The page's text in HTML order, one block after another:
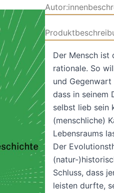
Der Mensch ist
rationale. So
und Gegenwart
dass in seinem
selbst lieb sein
(menschliche)
Lebensraums
Der
(natur-
Schluss, dass
leisten durfte,